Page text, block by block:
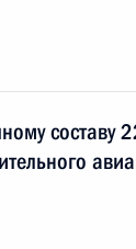
составу